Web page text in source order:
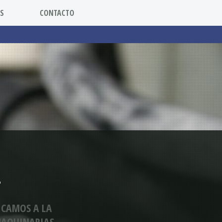
CONTACTO
A LA